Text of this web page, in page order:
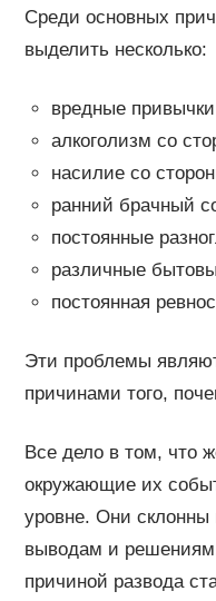
Среди основных
выделить несколько:
вредные
алкоголизм со
насилие со
ранний брачный
постоянные
различные
постоянная
Эти проблемы
причинами того,
Все дело в том, что
окружающие их
уровне. Они
выводам и
причиной развода